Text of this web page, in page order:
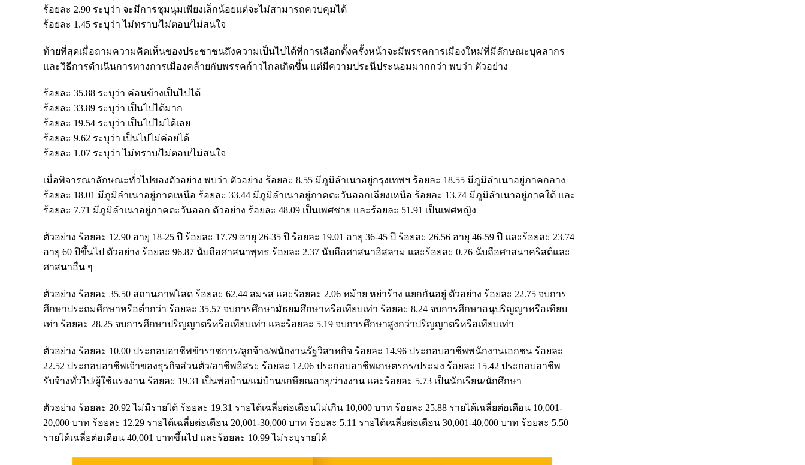
ร้อยละ 2.90 ระบุว่า จะมีการชุมนุมเพียงเล็กน้อยแต่จะไม่สามารถควบคุมได้
ร้อยละ 1.45 ระบุว่า ไม่ทราบ/ไม่ตอบ/ไม่สนใจ
ท้ายที่สุดเมื่อถามความคิดเห็นของประชาชนถึงความเป็นไปได้ที่การเลือกตั้งครั้งหน้าจะมีพรรคการเมืองใหม่ที่มีลักษณะบุคลากร
และวิธีการดำเนินการทางการเมืองคล้ายกับพรรคก้าวไกลเกิดขึ้น แต่มีความประนีประนอมมากกว่า พบว่า ตัวอย่าง
ร้อยละ 35.88 ระบุว่า ค่อนข้างเป็นไปได้
ร้อยละ 33.89 ระบุว่า เป็นไปได้มาก
ร้อยละ 19.54 ระบุว่า เป็นไปไม่ได้เลย
ร้อยละ 9.62 ระบุว่า เป็นไปไม่ค่อยได้
ร้อยละ 1.07 ระบุว่า ไม่ทราบ/ไม่ตอบ/ไม่สนใจ
เมื่อพิจารณาลักษณะทั่วไปของตัวอย่าง พบว่า ตัวอย่าง ร้อยละ 8.55 มีภูมิลำเนาอยู่กรุงเทพฯ ร้อยละ 18.55 มีภูมิลำเนาอยู่ภาคกลาง
ร้อยละ 18.01 มีภูมิลำเนาอยู่ภาคเหนือ ร้อยละ 33.44 มีภูมิลำเนาอยู่ภาคตะวันออกเฉียงเหนือ ร้อยละ 13.74 มีภูมิลำเนาอยู่ภาคใต้ และ
ร้อยละ 7.71 มีภูมิลำเนาอยู่ภาคตะวันออก ตัวอย่าง ร้อยละ 48.09 เป็นเพศชาย และร้อยละ 51.91 เป็นเพศหญิง
ตัวอย่าง ร้อยละ 12.90 อายุ 18-25 ปี ร้อยละ 17.79 อายุ 26-35 ปี ร้อยละ 19.01 อายุ 36-45 ปี ร้อยละ 26.56 อายุ 46-59 ปี และร้อยละ 23.74
อายุ 60 ปีขึ้นไป ตัวอย่าง ร้อยละ 96.87 นับถือศาสนาพุทธ ร้อยละ 2.37 นับถือศาสนาอิสลาม และร้อยละ 0.76 นับถือศาสนาคริสต์และ
ศาสนาอื่น ๆ
ตัวอย่าง ร้อยละ 35.50 สถานภาพโสด ร้อยละ 62.44 สมรส และร้อยละ 2.06 หม้าย หย่าร้าง แยกกันอยู่ ตัวอย่าง ร้อยละ 22.75 จบการ
ศึกษาประถมศึกษาหรือต่ำกว่า ร้อยละ 35.57 จบการศึกษามัธยมศึกษาหรือเทียบเท่า ร้อยละ 8.24 จบการศึกษาอนุปริญญาหรือเทียบ
เท่า ร้อยละ 28.25 จบการศึกษาปริญญาตรีหรือเทียบเท่า และร้อยละ 5.19 จบการศึกษาสูงกว่าปริญญาตรีหรือเทียบเท่า
ตัวอย่าง ร้อยละ 10.00 ประกอบอาชีพข้าราชการ/ลูกจ้าง/พนักงานรัฐวิสาหกิจ ร้อยละ 14.96 ประกอบอาชีพพนักงานเอกชน ร้อยละ
22.52 ประกอบอาชีพเจ้าของธุรกิจส่วนตัว/อาชีพอิสระ ร้อยละ 12.06 ประกอบอาชีพเกษตรกร/ประมง ร้อยละ 15.42 ประกอบอาชีพ
รับจ้างทั่วไป/ผู้ใช้แรงงาน ร้อยละ 19.31 เป็นพ่อบ้าน/แม่บ้าน/เกษียณอายุ/ว่างงาน และร้อยละ 5.73 เป็นนักเรียน/นักศึกษา
ตัวอย่าง ร้อยละ 20.92 ไม่มีรายได้ ร้อยละ 19.31 รายได้เฉลี่ยต่อเดือนไม่เกิน 10,000 บาท ร้อยละ 25.88 รายได้เฉลี่ยต่อเดือน 10,001-
20,000 บาท ร้อยละ 12.29 รายได้เฉลี่ยต่อเดือน 20,001-30,000 บาท ร้อยละ 5.11 รายได้เฉลี่ยต่อเดือน 30,001-40,000 บาท ร้อยละ 5.50
รายได้เฉลี่ยต่อเดือน 40,001 บาทขึ้นไป และร้อยละ 10.99 ไม่ระบุรายได้